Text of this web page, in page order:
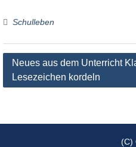
Schulleben
Beitragsnavigation
Neues aus dem Unterricht
Lesezeichen kordeln
(C)